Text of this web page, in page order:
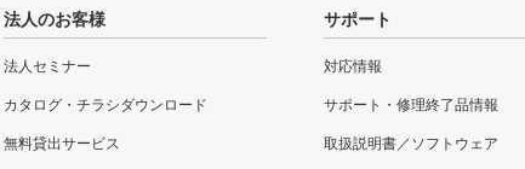
法人のお客様
法人セミナー
カタログ・チラシダウンロード
無料貸出サービス
サポート
対応情報
サポート・修理終了品情報
取扱説明書／ソフトウェア